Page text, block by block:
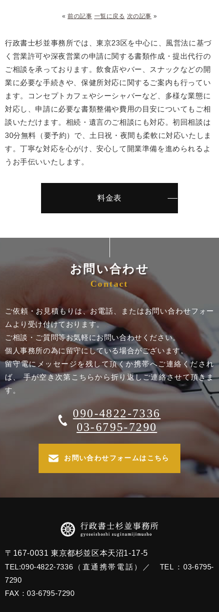
«前の記事 一覧に戻る 次の記事 »
行政書士杉並事務所では、東京23区を中心に、風営法に基づ
く営業許可や深夜営業の申請に関する書類作成・提出代行の
ご相談を承っております。飲食店やバー、スナックなどの開
業に必要な手続きや、保健所対応に関するご案内も行ってい
ます。コンセプトカフェやシーシャバーなど、多様な業態に
対応し、申請に必要な書類整備や費用の目安についてもご相
談いただけます。相続・遺言のご相談にも対応。初回相談は
30分無料（要予約）で、土日祝・夜間も柔軟に対応いたしま
す。丁寧な対応を心がけ、安心して開業準備を進められるよ
うお手伝いいたします。
料金表
お問い合わせ
Contact
ご依頼・お見積もりは、お電話、またはお問い合わせフォー
ムより受け付けております。
ご相談・ご質問等お気軽にお問い合わせください。
個人事務所の為に留守にしている場合がございます。
留守電にメッセージを残して頂くか携帯へご連絡くだされ
ば、 手が空き次第こちらから折り返しご連絡させて頂きま
す。
090-4822-7336
03-6795-7290
お問い合わせフォームはこちら
〒167-0031 東京都杉並区本天沼1-17-5
TEL:090-4822-7336（直通携帯電話）／ TEL：03-6795-
7290
FAX：03-6795-7290